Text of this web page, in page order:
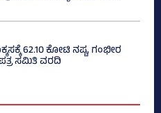
62.10 ಕೋಟಿ ನಷ್ಟ, ಗಂಭೀರ
ಸಮಿತಿ ವರದಿ